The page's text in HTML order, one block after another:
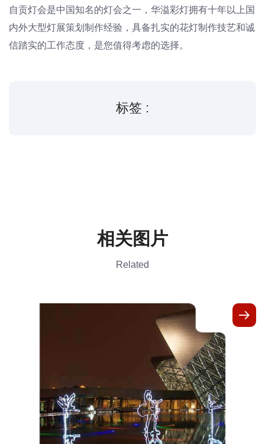
自贡灯会是中国知名的灯会之一，华溢彩灯拥有十年以上国
内外大型灯展策划制作经验，具备扎实的花灯制作技艺和诚
信踏实的工作态度，是您值得考虑的选择。
标签 :
相关图片
Related